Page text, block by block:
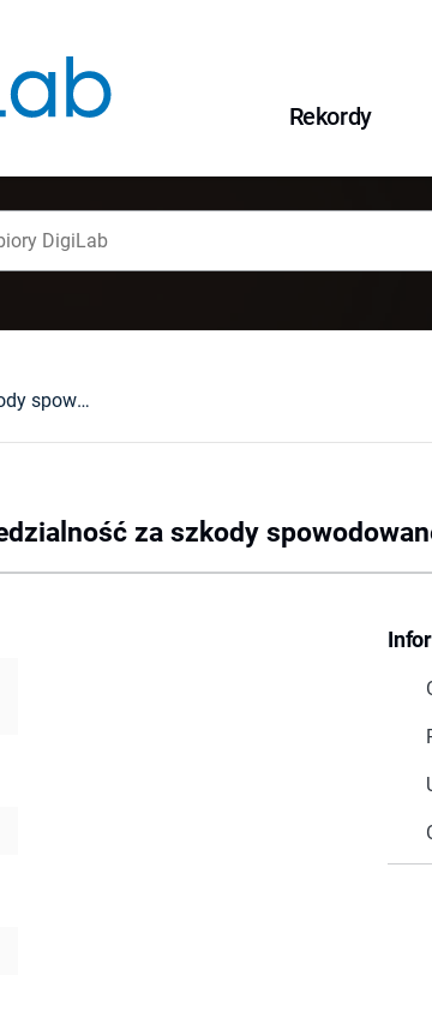
Rekordy
Prawna odpowiedzialność za szkody spowodowane przez śmieci kosmiczne
za szkody